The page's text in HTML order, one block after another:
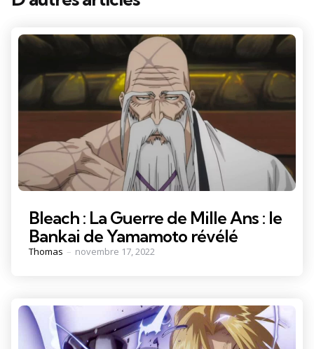
Bleach : La Guerre de Mille Ans : le
Bankai de Yamamoto révélé
Posted
Thomas novembre 17, 2022